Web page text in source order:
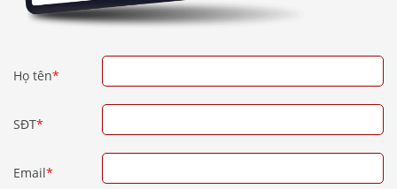
Họ tên*
SĐT*
Email*